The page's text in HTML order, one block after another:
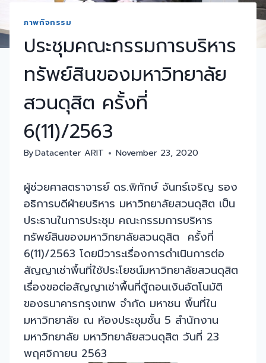
ภาพกิจกรรม
ประชุมคณะกรรมการบริหาร
ทรัพย์สินของมหาวิทยาลัย
สวนดุสิต ครั้งที่
6(11)/2563
ByDatacenter ARIT November 23, 2020
ผู้ช่วยศาสตราจารย์ ดร.พิทักษ์ จันทร์เจริญ รอง
อธิการบดีฝ่ายบริหาร มหาวิทยาลัยสวนดุสิต เป็น
ประธานในการประชุม คณะกรรมการบริหาร
ทรัพย์สินของมหาวิทยาลัยสวนดุสิต ครั้งที่
6(11)/2563 โดยมีวาระเรื่องการดำเนินการต่อ
สัญญาเช่าพื้นที่ใช้ประโยชน์มหาวิทยาลัยสวนดุสิต
เรื่องขอต่อสัญญาเช่าพื้นที่ตู้ถอนเงินอัตโนมัติ
ของธนาคารกรุงเทพ จำกัด มหาชน พื้นที่ใน
มหาวิทยาลัย ณ ห้องประชุมชั้น 5 สำนักงาน
มหาวิทยาลัย มหาวิทยาลัยสวนดุสิต วันที่ 23
พฤศจิกายน 2563